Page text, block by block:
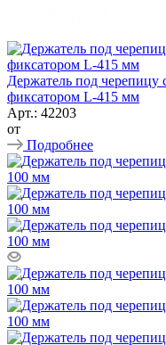
Держатель под
фиксатором L-415 мм
Арт.: 42203
от
Подробнее